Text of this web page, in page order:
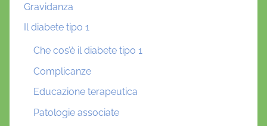
Gravidanza
Il diabete tipo 1
Che cos’è il diabete tipo 1
Complicanze
Educazione terapeutica
Patologie associate